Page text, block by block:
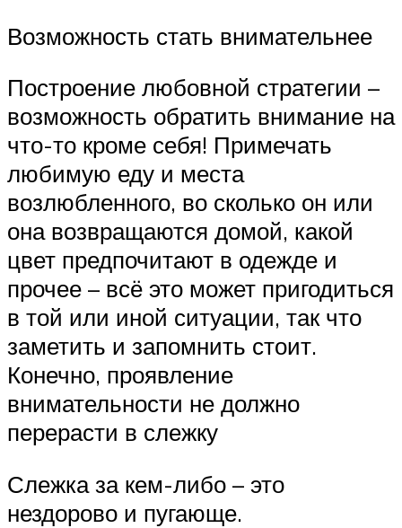
Возможность стать внимательнее
Построение любовной стратегии –
возможность обратить внимание на
что-то кроме себя! Примечать
любимую еду и места
возлюбленного, во сколько он или
она возвращаются домой, какой
цвет предпочитают в одежде и
прочее – всё это может пригодиться
в той или иной ситуации, так что
заметить и запомнить стоит.
Конечно, проявление
внимательности не должно
перерасти в слежку
Слежка за кем-либо – это
нездорово и пугающе.